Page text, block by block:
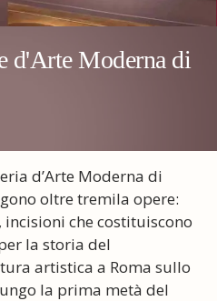
d'Arte Moderna di
d’Arte Moderna di
oltre tremila opere:
che costituiscono
la storia del
artistica a Roma sullo
la prima metà del